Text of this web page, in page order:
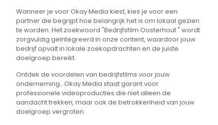
Wanneer je voor Okay Media kiest, kies je voor een
partner die begrijpt hoe belangrijk het is om lokaal gezien
te worden. Het zoekwoord "Bedrijfsfilm Oosterhout " wordt
zorgvuldig geïntegreerd in onze content, waardoor jouw
bedrijf opvalt in lokale zoekopdrachten en de juiste
doelgroep bereikt.
Ontdek de voordelen van bedrijfsfilms voor jouw
onderneming.. Okay Media staat garant voor
professionele videoproducties die niet alleen de
aandacht trekken, maar ook de betrokkenheid van jouw
doelgroep vergroten.